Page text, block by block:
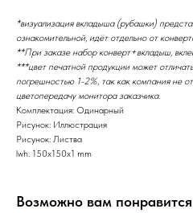
*визуализация вкладыша (рубашки)
ознакомительной, идёт отдельно от
**При заказе набор конверт+вкладыш,
***цвет печатной продукции может
погрешностью 1-2%, так как компания не
цветопередачу монитора заказчика.
Комплектация: Одинарный
Рисунок: Иллюстрация
Рисунок: Листва
lwh: 150x150x1 mm
Возможно вам понравится